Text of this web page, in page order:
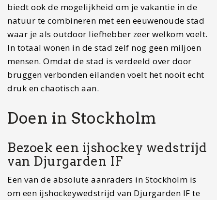
biedt ook de mogelijkheid om je vakantie in de
natuur te combineren met een eeuwenoude stad
waar je als outdoor liefhebber zeer welkom voelt.
In totaal wonen in de stad zelf nog geen miljoen
mensen. Omdat de stad is verdeeld over door
bruggen verbonden eilanden voelt het nooit echt
druk en chaotisch aan.
Doen in Stockholm
Bezoek een ijshockey wedstrijd
van Djurgarden IF
Een van de absolute aanraders in Stockholm is
om een ijshockeywedstrijd van Djurgarden IF te